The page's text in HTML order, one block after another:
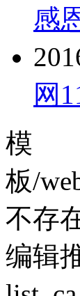
感
网
模
板/
不存
编辑